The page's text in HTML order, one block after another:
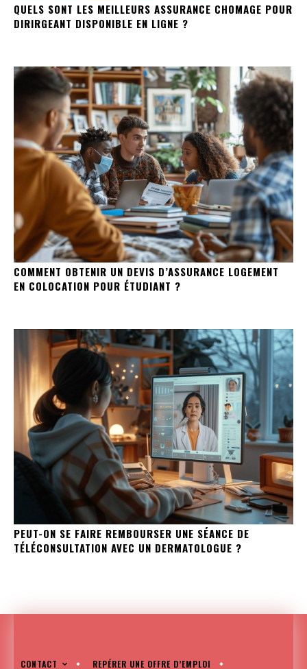
QUELS SONT LES MEILLEURS ASSURANCE CHOMAGE POUR
DIRIRGEANT DISPONIBLE EN LIGNE ?
COMMENT OBTENIR UN DEVIS D’ASSURANCE LOGEMENT
EN COLOCATION POUR ÉTUDIANT ?
PEUT-ON SE FAIRE REMBOURSER UNE SÉANCE DE
TÉLÉCONSULTATION AVEC UN DERMATOLOGUE ?
CONTACT REPÉRER UNE OFFRE D’EMPLOI